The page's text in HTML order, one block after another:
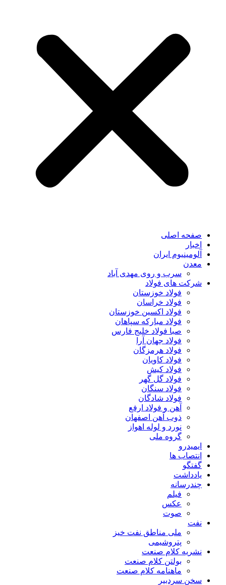
صفحه اصلی
اخبار
آلومینیوم ایران
معدن
سرب و روی مهدی آباد
شرکت های فولاد
فولاد خوزستان
فولاد خراسان
فولاد اکسین خوزستان
فولاد مبارکه سپاهان
صبا فولاد خلیج فارس
فولاد جهان آرا
فولاد هرمزگان
فولاد کاویان
فولاد کیش
فولاد گل گهر
فولاد سنگان
فولاد شادگان
آهن و فولاد ارفع
ذوب آهن اصفهان
نورد و لوله اهواز
گروه ملی
ایمیدرو
انتصاب ها
گفتگو
یادداشت
چندرسانه
فیلم
عکس
صوت
نفت
ملی مناطق نفت خیز
پتروشیمی
نشریه کلام صنعت
بولتن کلام صنعت
ماهنامه کلام صنعت
سخن سردبیر